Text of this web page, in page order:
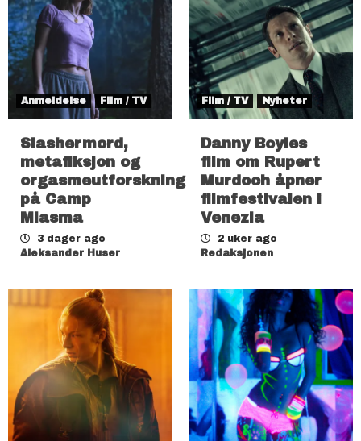
Anmeldelse Film / TV
Slashermord,
metafiksjon og
orgasmeutforskning
på Camp
Miasma
3 dager ago
Aleksander Huser
Film / TV Nyheter
Danny Boyles
film om Rupert
Murdoch åpner
filmfestivalen i
Venezia
2 uker ago
Redaksjonen